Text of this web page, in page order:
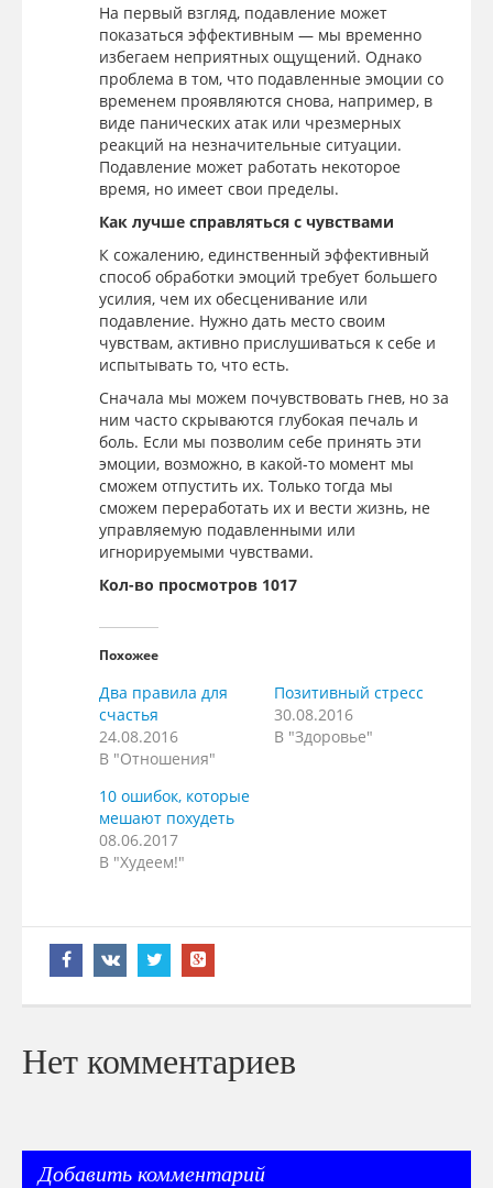
На первый взгляд, подавление может
показаться эффективным — мы временно
избегаем неприятных ощущений. Однако
проблема в том, что подавленные эмоции со
временем проявляются снова, например, в
виде панических атак или чрезмерных
реакций на незначительные ситуации.
Подавление может работать некоторое
время, но имеет свои пределы.
Как лучше справляться с чувствами
К сожалению, единственный эффективный
способ обработки эмоций требует большего
усилия, чем их обесценивание или
подавление. Нужно дать место своим
чувствам, активно прислушиваться к себе и
испытывать то, что есть.
Сначала мы можем почувствовать гнев, но за
ним часто скрываются глубокая печаль и
боль. Если мы позволим себе принять эти
эмоции, возможно, в какой-то момент мы
сможем отпустить их. Только тогда мы
сможем переработать их и вести жизнь, не
управляемую подавленными или
игнорируемыми чувствами.
Кол-во просмотров 1017
Похожее
Два правила для
счастья
24.08.2016
В "Отношения"
Позитивный стресс
30.08.2016
В "Здоровье"
10 ошибок, которые
мешают похудеть
08.06.2017
В "Худеем!"
Нет комментариев
Добавить комментарий